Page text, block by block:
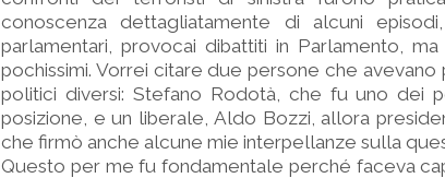
conoscenza dettagliatamente di alcuni
parlamentari, provocai dibattiti in Parlamento,
pochissimi. Vorrei citare due persone che
politici diversi: Stefano Rodotà, che fu uno dei
posizione, e un liberale, Aldo Bozzi, allora
che firmò anche alcune mie interpellanze sulla
Questo per me fu fondamentale perché faceva